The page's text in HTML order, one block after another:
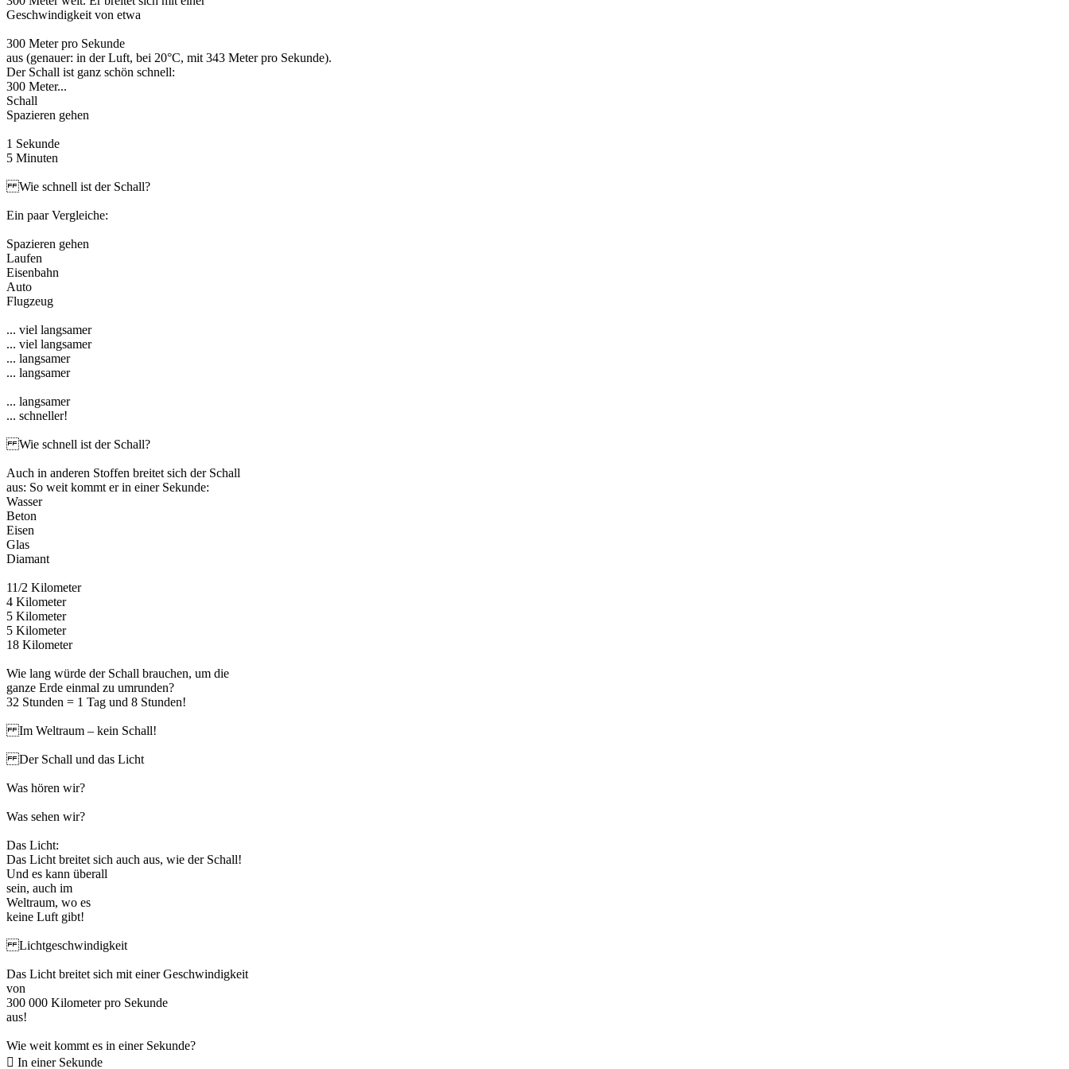
Geschwindigkeit von etwa
300 Meter pro Sekunde
aus (genauer: in der Luft, bei 20°C, mit 343 Meter pro Sekunde).
Der Schall ist ganz schön schnell:
300 Meter...
Schall
Spazieren gehen
1 Sekunde
5 Minuten
Wie schnell ist der Schall?
Ein paar Vergleiche:
Spazieren gehen
Laufen
Eisenbahn
Auto
Flugzeug
... viel langsamer
... viel langsamer
... langsamer
... langsamer
... langsamer
... schneller!
Wie schnell ist der Schall?
Auch in anderen Stoffen breitet sich der Schall
aus: So weit kommt er in einer Sekunde:
Wasser
Beton
Eisen
Glas
Diamant
11/2 Kilometer
4 Kilometer
5 Kilometer
5 Kilometer
18 Kilometer
Wie lang würde der Schall brauchen, um die
ganze Erde einmal zu umrunden?
32 Stunden = 1 Tag und 8 Stunden!
Im Weltraum – kein Schall!
Der Schall und das Licht
Was hören wir?
Was sehen wir?
Das Licht:
Das Licht breitet sich auch aus, wie der Schall!
Und es kann überall
sein, auch im
Weltraum, wo es
keine Luft gibt!
Lichtgeschwindigkeit
Das Licht breitet sich mit einer Geschwindigkeit
von
300 000 Kilometer pro Sekunde
aus!
Wie weit kommt es in einer Sekunde?
 In einer Sekunde